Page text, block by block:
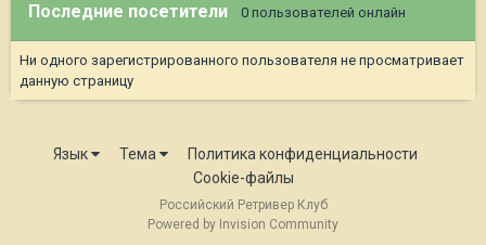
Последние посетители 0 пользователей онлайн
Ни одного зарегистрированного пользователя не просматривает
данную страницу
Язык Тема
Политика конфиденциальности
Cookie-файлы
Российский Ретривер Клуб
Powered by Invision Community